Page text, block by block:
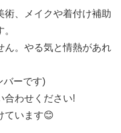
術、メイクや着付け補助
ん。やる気と情熱があれ
バーです)
合わせください!
ています😊